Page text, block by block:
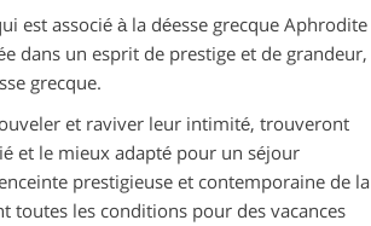
est associé à la déesse grecque Aphrodite
dans un esprit de prestige et de grandeur,
grecque.
et raviver leur intimité, trouveront
et le mieux adapté pour un séjour
prestigieuse et contemporaine de la
toutes les conditions pour des vacances